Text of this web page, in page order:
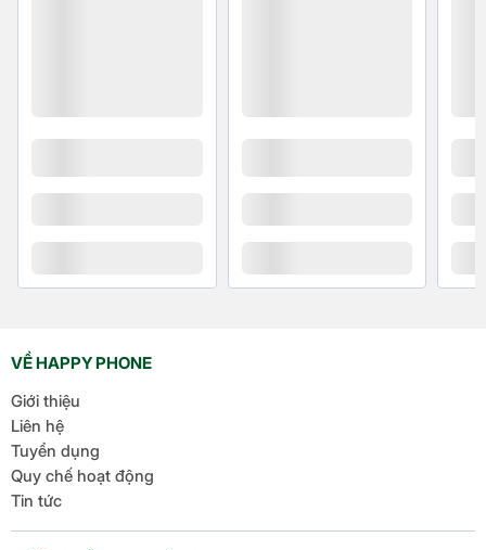
VỀ HAPPY PHONE
Giới thiệu
Liên hệ
Tuyển dụng
Quy chế hoạt động
Tin tức